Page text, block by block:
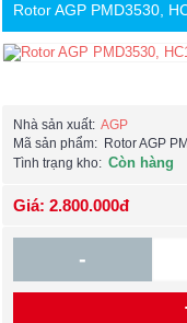
Rotor AGP PMD3530,
Nhà sản xuất: AGP
Mã sản phẩm: Rotor AGP
Tình trạng kho: Còn hàng
Giá: 2.800.000đ
-